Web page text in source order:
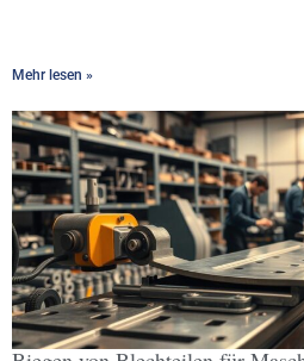
Mehr lesen »